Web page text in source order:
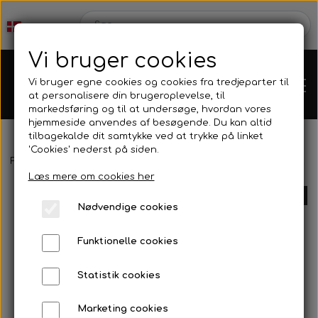
Karts
Mini kart
Motor
Forside
Vi bruger cookies
Vi bruger egne cookies og cookies fra tredjeparter til
at personalisere din brugeroplevelse, til
markedsføring og til at undersøge, hvordan vores
hjemmeside anvendes af besøgende. Du kan altid
tilbagekalde dit samtykke ved at trykke på linket
'Cookies' nederst på siden.
Læs mere om cookies her
Nødvendige cookies
Funktionelle cookies
Statistik cookies
Marketing cookies